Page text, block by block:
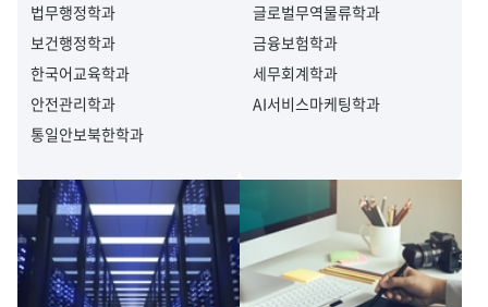
법무행정학과
보건행정학과
한국어교육학과
안전관리학과
통일안보북한학과
글로벌무역물류학과
금융보험학과
세무회계학과
AI서비스마케팅학과